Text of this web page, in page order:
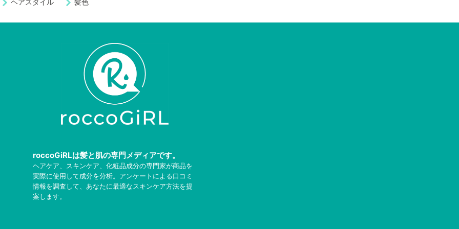
ヘアスタイル 髪色
roccoGiRLは髪と肌の専門メディアです。
ヘアケア、スキンケア、化粧品成分の専門家が商品を
実際に使用して成分を分析。アンケートによる口コミ
情報を調査して、あなたに最適なスキンケア方法を提
案します。